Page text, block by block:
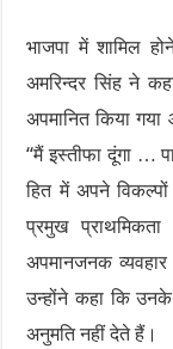
भाजपा में शामिल
अमरिन्दर सिंह ने
अपमानित किया
“मैं इस्तीफा दूंगा …
हित में अपने
प्रमुख
अपमानजनक
उन्होंने कहा कि
अनुमति नहीं देते हैं।